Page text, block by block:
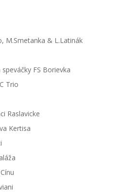
M.Smetanka & L.Latinák
FS Borievka
Trio
Raslavicke
Kertisa